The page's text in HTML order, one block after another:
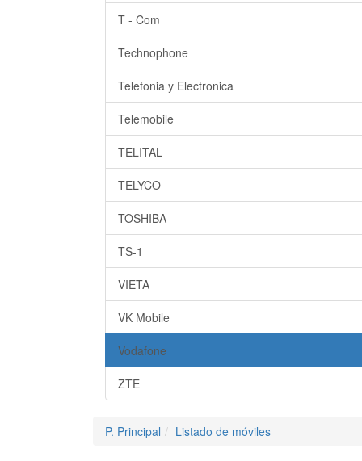
T - Com
Technophone
Telefonia y Electronica
Telemobile
TELITAL
TELYCO
TOSHIBA
TS-1
VIETA
VK Mobile
Vodafone
ZTE
P. Principal Listado de móviles